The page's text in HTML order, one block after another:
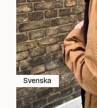
Svenska